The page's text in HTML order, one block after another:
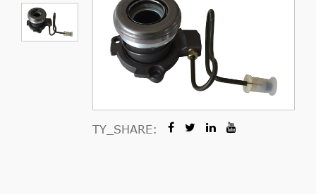
TY_SHARE: